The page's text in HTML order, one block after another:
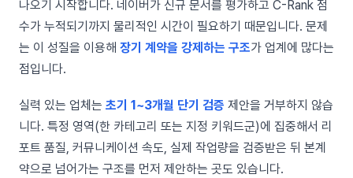
나오기 시작합니다. 네이버가 신규 문서를 평가하고 C-Rank 점
수가 누적되기까지 물리적인 시간이 필요하기 때문입니다. 문제
는 이 성질을 이용해 장기 계약을 강제하는 구조가 업계에 많다는
점입니다.
실력 있는 업체는 초기 1~3개월 단기 검증 제안을 거부하지 않습
니다. 특정 영역(한 카테고리 또는 지정 키워드군)에 집중해서 리
포트 품질, 커뮤니케이션 속도, 실제 작업량을 검증받은 뒤 본계
약으로 넘어가는 구조를 먼저 제안하는 곳도 있습니다.